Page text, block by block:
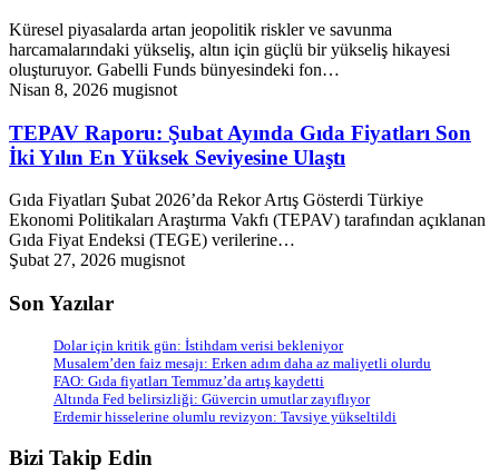
Küresel piyasalarda artan jeopolitik riskler ve savunma
harcamalarındaki yükseliş, altın için güçlü bir yükseliş hikayesi
oluşturuyor. Gabelli Funds bünyesindeki fon…
Nisan 8, 2026 mugisnot
TEPAV Raporu: Şubat Ayında Gıda Fiyatları Son
İki Yılın En Yüksek Seviyesine Ulaştı
Gıda Fiyatları Şubat 2026’da Rekor Artış Gösterdi Türkiye
Ekonomi Politikaları Araştırma Vakfı (TEPAV) tarafından açıklanan
Gıda Fiyat Endeksi (TEGE) verilerine…
Şubat 27, 2026 mugisnot
Son Yazılar
Dolar için kritik gün: İstihdam verisi bekleniyor
Musalem’den faiz mesajı: Erken adım daha az maliyetli olurdu
FAO: Gıda fiyatları Temmuz’da artış kaydetti
Altında Fed belirsizliği: Güvercin umutlar zayıflıyor
Erdemir hisselerine olumlu revizyon: Tavsiye yükseltildi
Bizi Takip Edin